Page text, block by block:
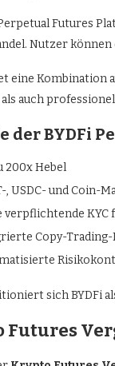
Perpetual Futures
Nutzer
eine
auch
der BYDFi
200x Hebel
, USDC- und Coin-
verpflichtende KYC
Copy-
sich BYDFi